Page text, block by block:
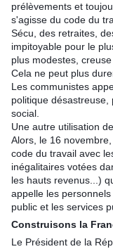
prélèvements et
s'agisse du code du
Sécu, des retraites,
impitoyable pour le
plus modestes,
Cela ne peut plus
Les communistes
politique
social.
Une autre utilisation
Alors, le 16
code du travail avec
inégalitaires votées
les hauts revenus...)
appelle les
public et les services
Construisons la
Le Président de la